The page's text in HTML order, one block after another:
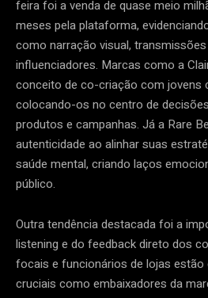
feira foi a venda de quase meio
meses pela plataforma,
como narração visual,
influenciadores. Marcas como a
conceito de co-criação com jovens
colocando-os no centro de
produtos e campanhas. Já a Rare
autenticidade ao alinhar suas
saúde mental, criando laços
público.
Outra tendência destacada foi a
listening e do feedback direto dos
focais e funcionários de lojas estão
cruciais como embaixadores da